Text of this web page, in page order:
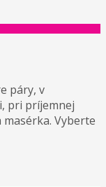
páry, v
pri príjemnej
masérka. Vyberte